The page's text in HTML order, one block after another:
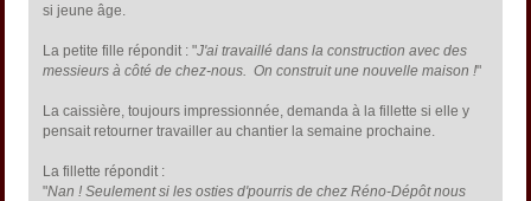
si jeune âge.
La petite fille répondit : "J'ai travaillé dans la construction avec des
messieurs à côté de chez-nous. On construit une nouvelle maison !"
La caissière, toujours impressionnée, demanda à la fillette si elle y
pensait retourner travailler au chantier la semaine prochaine.
La fillette répondit :
"Nan ! Seulement si les osties d'pourris de chez Réno-Dépôt nous